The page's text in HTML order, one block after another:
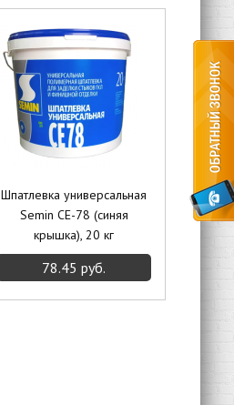
Шпатлевка универсальная
Semin CE-78 (синяя
крышка), 20 кг
78.45 руб.